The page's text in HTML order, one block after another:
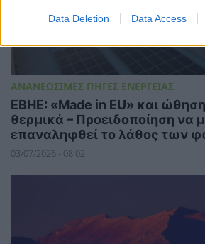
Data Deletion Data Access
ΑΝΑΝΕΩΣΙΜΕΣ ΠΗΓΕΣ ΕΝΕΡΓΕΙΑΣ
ΕΒΗΕ: «Made in EU» και
θερμικά – Προειδοποίηση να
επαναληφθεί το λάθος των
03/07/2026 - 08:02